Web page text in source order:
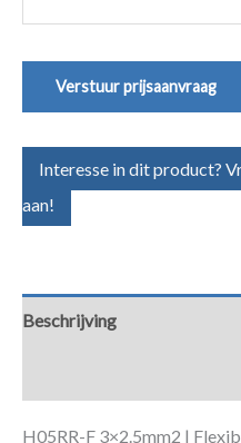
Verstuur prijsaanvraag
Interesse in dit product?
aan!
Beschrijving
H05RR-F 3×2.5mm2 |